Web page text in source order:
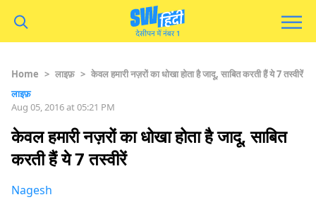
Home > लाइफ़ > केवल हमारी नज़रों का धोखा होता है जादू, साबित करती हैं ये 7 तस्वीरें
लाइफ़
Aug 05, 2016 at 05:21 PM
केवल हमारी नज़रों का धोखा होता है जादू, साबित
करती हैं ये 7 तस्वीरें
Nagesh